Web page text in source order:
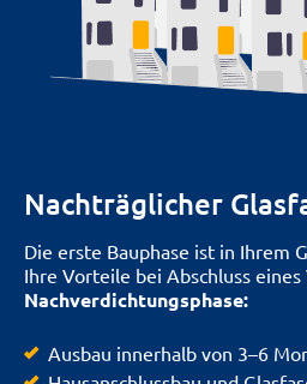
Nachträglicher
Die erste Bauphase ist in Ihrem
Ihre Vorteile bei Abschluss
Nachverdichtungsphase:
Ausbau innerhalb von 3–6